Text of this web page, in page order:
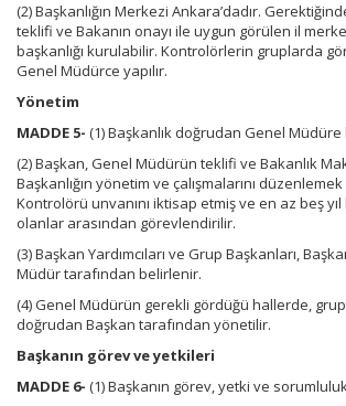
(2) Başkanlığın Merkezi Ankara’dadır.
teklifi ve Bakanın onayı ile uygun görülen il
başkanlığı kurulabilir. Kontrolörlerin gruplarda
Genel Müdürce yapılır.
Yönetim
MADDE 5- (1) Başkanlık doğrudan Genel Müdüre
(2) Başkan, Genel Müdürün teklifi ve Bakanlık
Başkanlığın yönetim ve çalışmalarını
Kontrolörü unvanını iktisap etmiş ve en az beş yıl
olanlar arasından görevlendirilir.
(3) Başkan Yardımcıları ve Grup Başkanları,
Müdür tarafından belirlenir.
(4) Genel Müdürün gerekli gördüğü hallerde, grup
doğrudan Başkan tarafından yönetilir.
Başkanın görev ve yetkileri
MADDE 6- (1) Başkanın görev, yetki ve